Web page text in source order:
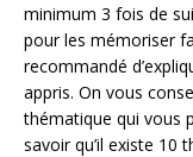
minimum 3 fois de
pour les mémoriser
recommandé
appris. On vous
thématique qui vous
savoir qu’il existe 10